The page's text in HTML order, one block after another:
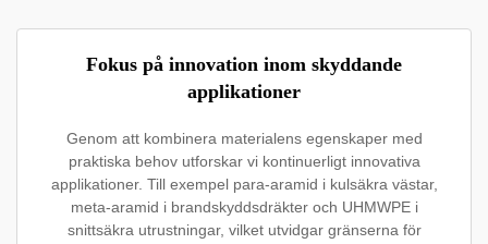
Fokus på innovation inom skyddande
applikationer
Genom att kombinera materialens egenskaper med
praktiska behov utforskar vi kontinuerligt innovativa
applikationer. Till exempel para-aramid i kulsäkra västar,
meta-aramid i brandskyddsdräkter och UHMWPE i
snittsäkra utrustningar, vilket utvidgar gränserna för